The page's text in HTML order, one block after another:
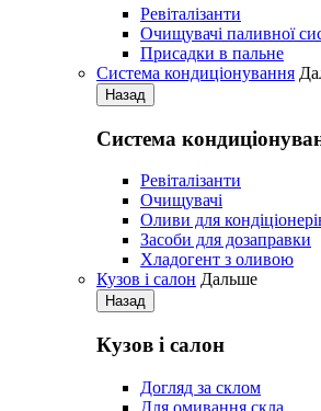
Ревіталізанти
Очищувачі паливної
Присадки в пальне
Система кондиціонування
Назад
Система
Pевіталізанти
Очищувачі
Оливи для
Засоби для дозаправки
Хладогент з оливою
Кузов і салон Дальше
Назад
Кузов і салон
Догляд за склом
Для омивання скла